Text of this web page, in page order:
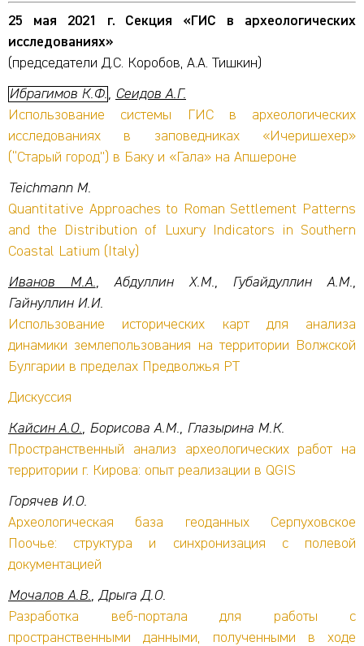
25 мая 2021 г. Секция «ГИС в археологических
исследованиях»
(председатели Д.С. Коробов, А.А. Тишкин)
Ибрагимов К.Ф., Сеидов А.Г.
Использование системы ГИС в археологических
исследованиях в заповедниках «Ичеришехер»
(“Старый город”) в Баку и «Гала» на Апшероне
Teichmann M.
Quantitative Approaches to Roman Settlement Patterns
and the Distribution of Luxury Indicators in Southern
Coastal Latium (Italy)
Иванов М.А., Абдуллин Х.М., Губайдуллин А.М.,
Гайнуллин И.И.
Использование исторических карт для анализа
динамики землепользования на территории Волжской
Булгарии в пределах Предволжья РТ
Дискуссия
Кайсин А.О., Борисова А.М., Глазырина М.К.
Пространственный анализ археологических работ на
территории г. Кирова: опыт реализации в QGIS
Горячев И.О.
Археологическая база геоданных Серпуховское
Поочье: структура и синхронизация с полевой
документацией
Мочалов А.В., Дрыга Д.О.
Разработка веб-портала для работы с
пространственными данными, полученными в ходе